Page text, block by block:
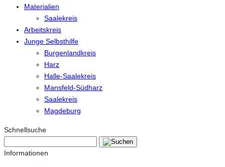
Materialien
Saalekreis
Arbeitskreis
Junge Selbsthilfe
Burgenlandkreis
Harz
Halle-Saalekreis
Mansfeld-Südharz
Saalekreis
Magdeburg
Schnellsuche
Informationen